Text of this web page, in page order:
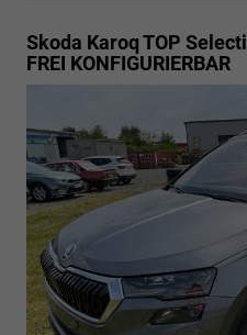
Skoda KaroqTOP
FREI KONFIGURIERBAR